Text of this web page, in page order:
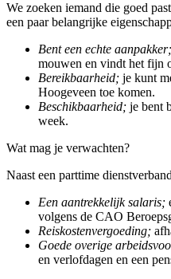
We zoeken iemand die goed
een paar belangrijke
Bent een echte aanpakker;
mouwen en vindt het fijn
Bereikbaarheid; je kunt
Hoogeveen toe komen.
Beschikbaarheid; je bent
week.
Wat mag je verwachten?
Naast een parttime
Een aantrekkelijk salaris;
volgens de CAO
Reiskostenvergoeding;
Goede overige
en verlofdagen en een